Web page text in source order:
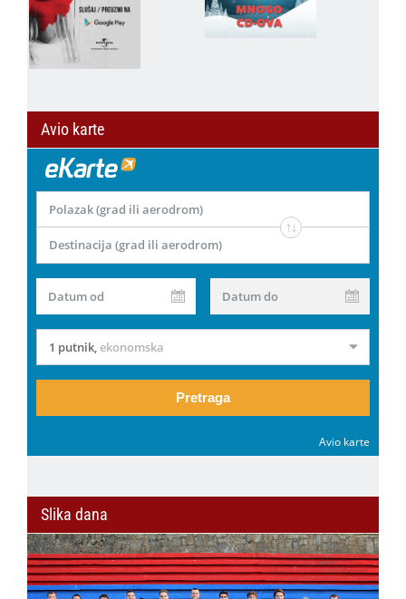
Avio karte
Polazak (grad ili aerodrom)
Destinacija (grad ili aerodrom)
Datum od Datum do
1 putnik,ekonomska
Pretraga
Avio karte
Slika dana